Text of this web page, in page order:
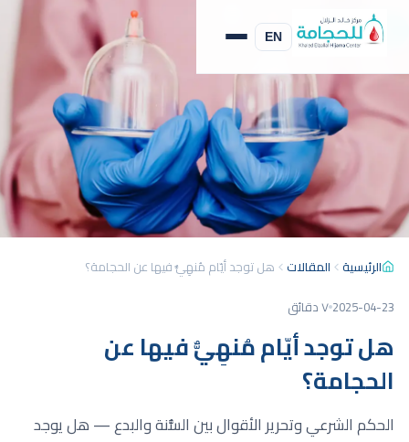
EN الحجامة النبوية
الرئيسية المقالات هل توجد أيّام مُنهِيٌّ فيها عن الحجامة؟
2025-04-23 ٧ دقائق
هل توجد أيّام مُنهِيٌّ فيها عن
الحجامة؟
الحكم الشرعي وتحرير الأقوال بين السُّنة والبدع — هل يوجد